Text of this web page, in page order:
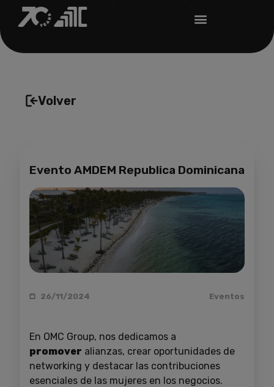
Volver
Evento AMDEM Republica Dominicana
26/11/2024 Eventos
En OMC Group, nos dedicamos a
promover alianzas, crear oportunidades de
networking y destacar las contribuciones
esenciales de las mujeres en los negocios.